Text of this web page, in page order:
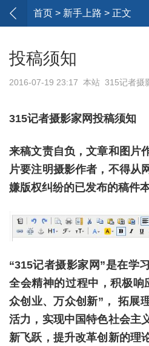
首页 > 新手上路 > 正文
投稿须知
2016-07-19 23:17 本站 315记者摄
315记者摄影家网投稿须知
来稿文责自负，文章和图片
片要注明摄影作者，不得从
嫌版权纠纷的已发布的稿件
“315记者摄影家网”是在学
全会精神的过程中，积极响
众创业、万众创新”， 拓展
活力，实现中国特色社会主
新飞跃，提升改革创新的理